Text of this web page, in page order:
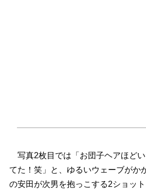
写真2枚目では「お団子ヘアほど
てた！笑」と、ゆるいウェーブがか
の安田が次男を抱っこする2ショット